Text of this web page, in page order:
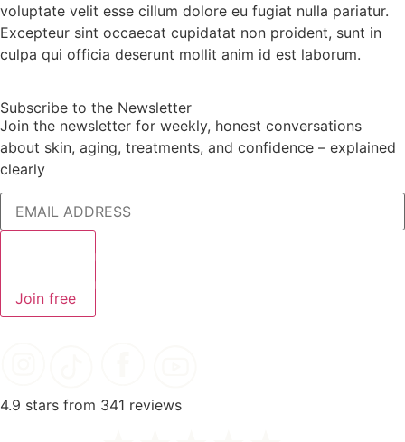
voluptate velit esse cillum dolore eu fugiat nulla pariatur.
Excepteur sint occaecat cupidatat non proident, sunt in
culpa qui officia deserunt mollit anim id est laborum.
Subscribe to the Newsletter
Join the newsletter for weekly, honest conversations
about skin, aging, treatments, and confidence – explained
clearly
Join free
4.9 stars from 341 reviews